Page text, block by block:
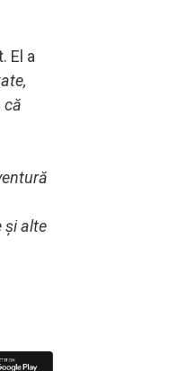
El a
că
și alte